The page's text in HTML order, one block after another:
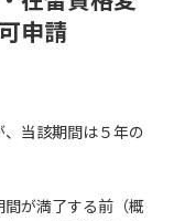
申請
、当該期間は５年の
が満了する前（概